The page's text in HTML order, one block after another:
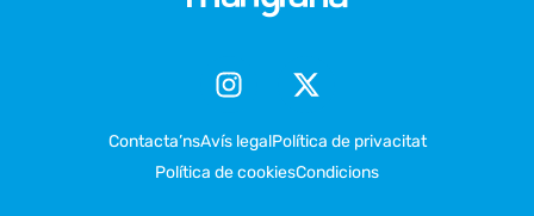
Contacta’nsAvís legalPolítica de privacitat
Política de cookiesCondicions